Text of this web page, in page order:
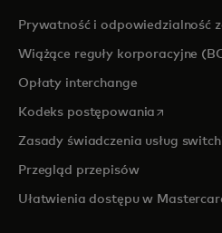
Prywatność i odpowiedzialność
Wiążące reguły korporacyjne
Opłaty interchange
Kodeks postępowania opens in a
Zasady świadczenia usług
Przegląd przepisów
Ułatwienia dostępu w